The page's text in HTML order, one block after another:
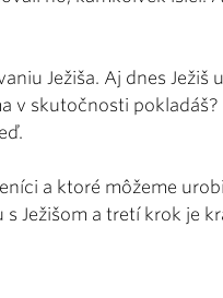
Ježiša. Aj dnes Ježiš
v skutočnosti pokladáš?
a ktoré môžeme
Ježišom a tretí krok je